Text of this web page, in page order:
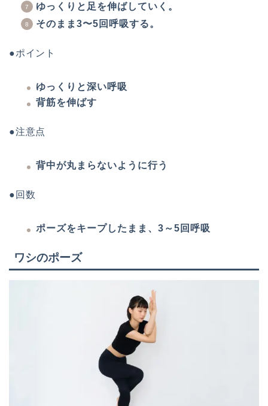
ゆっくりと足を伸ばしていく。
そのまま3〜5回呼吸する。
●ポイント
ゆっくりと深い呼吸
背筋を伸ばす
●注意点
背中が丸まらないように行う
●回数
ポーズをキープしたまま、3～5回呼吸
ワシのポーズ